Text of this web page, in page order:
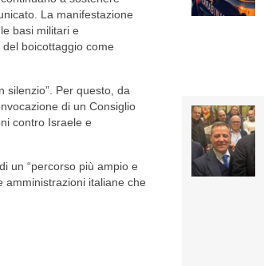
La manifestazione
basi militari e
boicottaggio come
silenzio”. Per questo, da
di un Consiglio
contro Israele e
un “percorso più ampio e
amministrazioni italiane che